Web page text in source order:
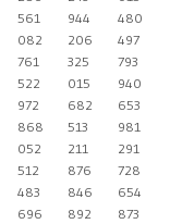
561 944
480
082 206
497
761 325
793
522 015
940
972 682
653
868 513
981
052 211
291
512 876
728
483 846
654
696 892
873